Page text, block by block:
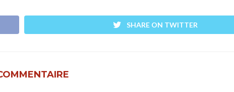
SHARE ON TWITTER